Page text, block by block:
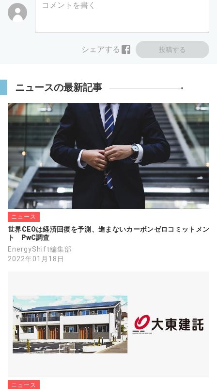
コメントを書く
投稿する
シェアする
ニュースの最新記事
ニュース
世界CEOは経済回復を予測、進まないカーボンゼロコミットメン
ト　PwC調査
EnergyShift編集部
2022年01月18日
ニュース